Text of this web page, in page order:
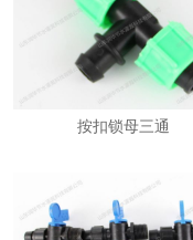
按扣锁母三通